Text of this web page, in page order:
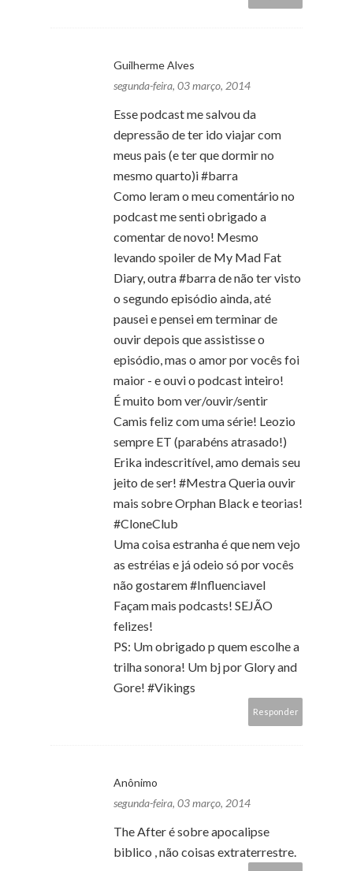
Guilherme Alves
segunda-feira, 03 março, 2014
Esse podcast me salvou da
depressão de ter ido viajar com
meus pais (e ter que dormir no
mesmo quarto)i #barra
Como leram o meu comentário no
podcast me senti obrigado a
comentar de novo! Mesmo
levando spoiler de My Mad Fat
Diary, outra #barra de não ter visto
o segundo episódio ainda, até
pausei e pensei em terminar de
ouvir depois que assistisse o
episódio, mas o amor por vocês foi
maior - e ouvi o podcast inteiro!
É muito bom ver/ouvir/sentir
Camis feliz com uma série! Leozio
sempre ET (parabéns atrasado!)
Erika indescritível, amo demais seu
jeito de ser! #Mestra Queria ouvir
mais sobre Orphan Black e teorias!
#CloneClub
Uma coisa estranha é que nem vejo
as estréias e já odeio só por vocês
não gostarem #Influenciavel
Façam mais podcasts! SEJÃO
felizes!
PS: Um obrigado p quem escolhe a
trilha sonora! Um bj por Glory and
Gore! #Vikings
Responder
Anônimo
segunda-feira, 03 março, 2014
The After é sobre apocalipse
biblico , não coisas extraterrestre.